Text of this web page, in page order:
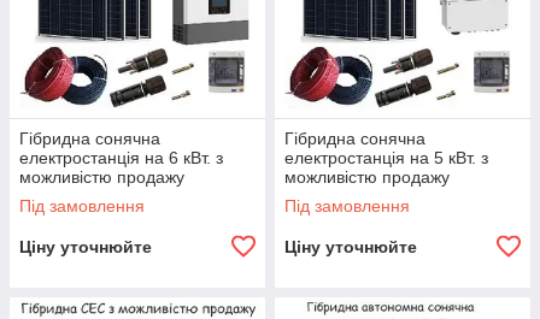
Гібридна сонячна
електростанція на 6 кВт. з
можливістю продажу
надлишків енергії в мережу
Під замовлення
Ціну уточнюйте
Гібридна сонячна
електростанція на 5 кВт. з
можливістю продажу
надлишків енергії в мережу
Під замовлення
Ціну уточнюйте